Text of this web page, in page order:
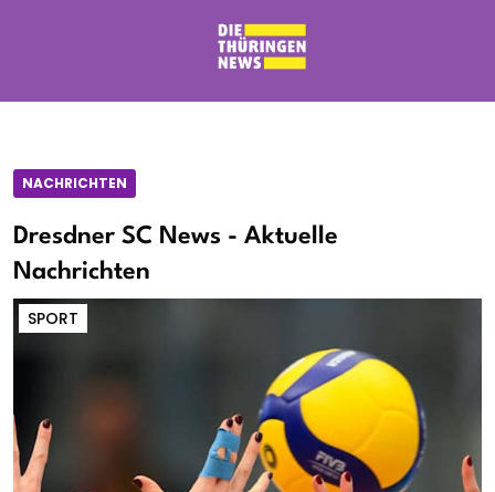
NACHRICHTEN
Dresdner SC News - Aktuelle
Nachrichten
SPORT